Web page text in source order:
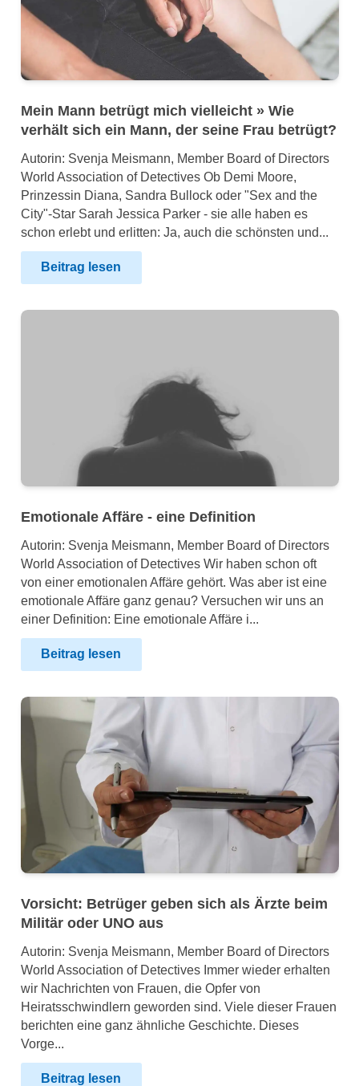
Mein Mann betrügt mich vielleicht » Wie
verhält sich ein Mann, der seine Frau betrügt?
Autorin: Svenja Meismann, Member Board of Directors
World Association of Detectives Ob Demi Moore,
Prinzessin Diana, Sandra Bullock oder "Sex and the
City"-Star Sarah Jessica Parker - sie alle haben es
schon erlebt und erlitten: Ja, auch die schönsten und...
Beitrag lesen
Emotionale Affäre - eine Definition
Autorin: Svenja Meismann, Member Board of Directors
World Association of Detectives Wir haben schon oft
von einer emotionalen Affäre gehört. Was aber ist eine
emotionale Affäre ganz genau? Versuchen wir uns an
einer Definition: Eine emotionale Affäre i...
Beitrag lesen
Vorsicht: Betrüger geben sich als Ärzte beim
Militär oder UNO aus
Autorin: Svenja Meismann, Member Board of Directors
World Association of Detectives Immer wieder erhalten
wir Nachrichten von Frauen, die Opfer von
Heiratsschwindlern geworden sind. Viele dieser Frauen
berichten eine ganz ähnliche Geschichte. Dieses
Vorge...
Beitrag lesen